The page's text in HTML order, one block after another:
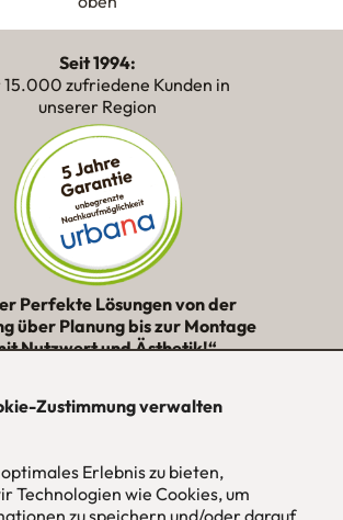
Zustimmung verwalten
Erlebnis zu bieten,
Technologien wie Cookies, um
zu speichern und/oder darauf
Seit 1994:
15.000 zufriedene Kunden in
unserer Region
Perfekte Lösungen von der
über Planung bis zur Montage
Nutzwert und Ästhetik!“
Maß